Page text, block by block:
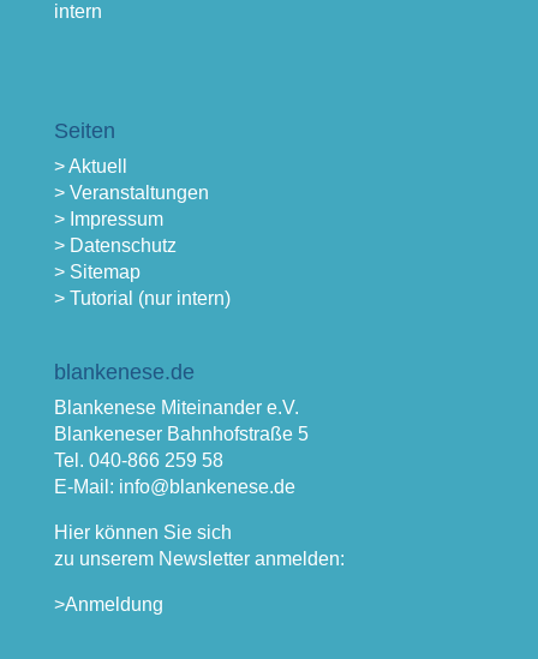
intern
Seiten
> Aktuell
> Veranstaltungen
> Impressum
> Datenschutz
> Sitemap
> Tutorial (nur intern)
blankenese.de
Blankenese Miteinander e.V.
Blankeneser Bahnhofstraße 5
Tel. 040-866 259 58
E-Mail: info@blankenese.de
Hier können Sie sich
zu unserem Newsletter anmelden:
>Anmeldung